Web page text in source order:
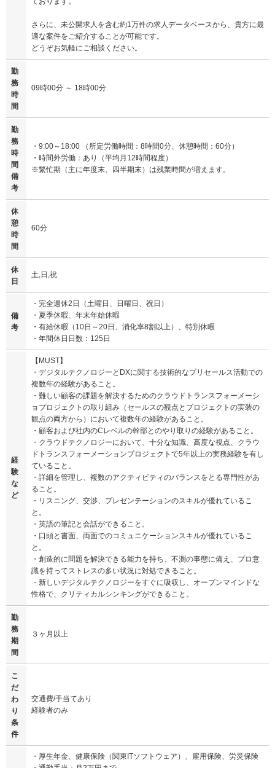
さらに、未公開求人を含む約1万件の求人データベースから、貴方に最
適な案件をご紹介することが可能です。
どうぞお気軽にご相談ください。
勤
務
時
間
09時00分 ～ 18時00分
勤
務
時
間
備
考
・9:00～18:00 （所定労働時間：8時間0分、休憩時間：60分）
・時間外労働：あり（平均月12時間程度）
※繁忙期（主に年度末、四半期末）は残業時間が増えます。
休
憩
時
間
60分
休
日
土,日,祝
備
考
・完全週休2日（土曜日、日曜日、祝日）
・夏季休暇、年末年始休暇
・有給休暇（10日～20日、消化率8割以上）、特別休暇
・年間休日日数：125日
経
験
な
ど
【MUST】
・デジタルテクノロジーとDXに関する技術的なプリセールス活動での
複数年の経験があること。
・難しい顧客の課題を解決するためのクラウドトランスフォーメーシ
ョプロジェクトの取り組み（セールスの観点とプロジェクトの実装の
観点の両方から）において複数年の経験があること。
・顧客および社内のCレベルの幹部とのやり取りの経験があること。
・クラウドテクノロジーにおいて、十分な知識、高度な視点、クラウ
ドトランスフォーメーションプロジェクトで5年以上の実務経験を有し
ていること。
・詳細を管理し、複数のアクティビティのバランスをとる専門性があ
ること。
・リスニング、交渉、プレゼンテーションのスキルが優れているこ
と。
・英語の筆記と会話ができること。
・口頭と書面、両面でのコミュニケーションスキルが優れているこ
と。
・創造的に問題を解決できる能力を持ち、不測の事態に備え、プロ意
識を持ってストレスの多い状況に対処できること。
・新しいデジタルテクノロジーをすぐに吸収し、オープンマインドな
性格で、クリティカルシンキングができること。
勤
務
期
間
３ヶ月以上
こ
だ
わ
り
条
件
交通費/手当てあり
経験者のみ
・厚生年金、健康保険（関東ITソフトウェア）、雇用保険、労災保険